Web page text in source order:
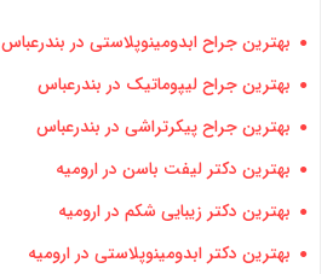
بهترین جراح ابدومینوپلاستی در بندرعباس
بهترین جراح لیپوماتیک در بندرعباس
بهترین جراح پیکرتراشی در بندرعباس
بهترین دکتر لیفت باسن در ارومیه
بهترین دکتر زیبایی شکم در ارومیه
بهترین دکتر ابدومینوپلاستی در ارومیه